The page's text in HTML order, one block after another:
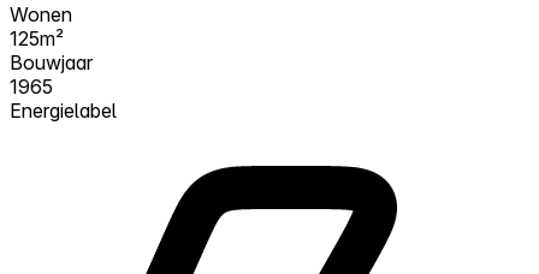
Wonen
125m²
Bouwjaar
1965
Energielabel